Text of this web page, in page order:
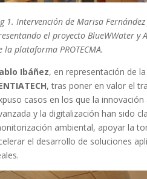
1. Intervención de Marisa Fernández
el proyecto BlueWWater y
la plataforma PROTECMA.
Ibáñez, en representación de
, tras poner en valor el
casos en los que la
y la digitalización han sido
ambiental, apoyar la
el desarrollo de soluciones